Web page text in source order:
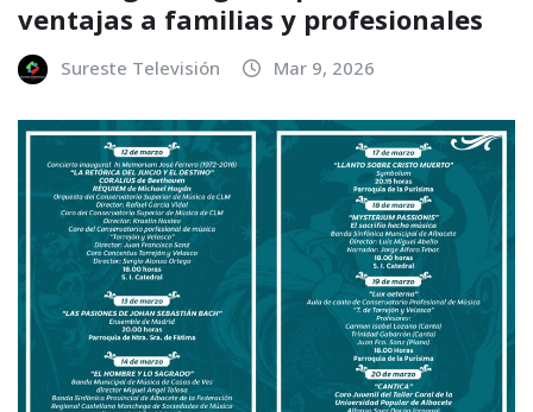
ventajas a familias y profesionales
Sureste Televisión Mar 9, 2026